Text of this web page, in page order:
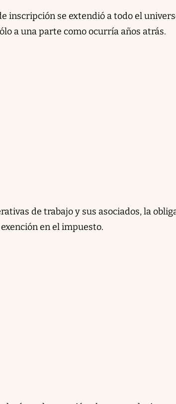
inscripción se extendió a todo el
a una parte como ocurría años atrás.
de trabajo y sus asociados, la
en el impuesto.